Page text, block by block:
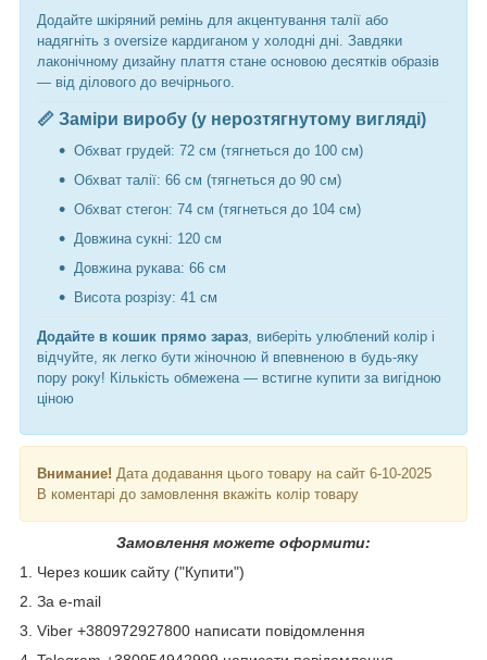
Додайте шкіряний ремінь для акцентування талії або
надягніть з oversize кардиганом у холодні дні. Завдяки
лаконічному дизайну плаття стане основою десятків образів
— від ділового до вечірнього.
📏 Заміри виробу (у нерозтягнутому вигляді)
Обхват грудей: 72 см (тягнеться до 100 см)
Обхват талії: 66 см (тягнеться до 90 см)
Обхват стегон: 74 см (тягнеться до 104 см)
Довжина сукні: 120 см
Довжина рукава: 66 см
Висота розрізу: 41 см
Додайте в кошик прямо зараз , виберіть улюблений колір і
відчуйте, як легко бути жіночною й впевненою в будь-яку
пору року! Кількість обмежена — встигне купити за вигідною
ціною
Внимание! Дата додавання цього товару на сайт 6-10-2025
В коментарі до замовлення вкажіть колір товару
Замовлення можете оформити:
1. Через кошик сайту ("Купити")
2. За e-mail
3. Viber +380972927800 написати повідомлення